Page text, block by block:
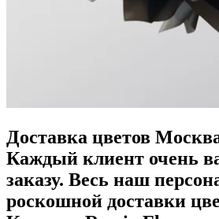
Доставка цветов
Каждый клиент очень
заказу. Весь наш
роскошной доставки